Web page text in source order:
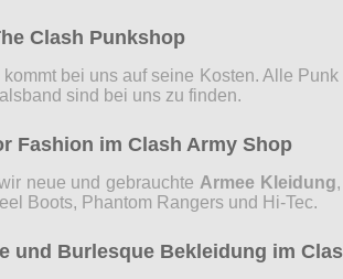
Clash Punkshop
bei uns auf seine Kosten. Alle
sind bei uns zu finden.
Fashion im Clash Army Shop
neue und gebrauchte Armee Kleidung
Boots, Phantom Rangers und Hi-Tec.
und Burlesque Bekleidung im